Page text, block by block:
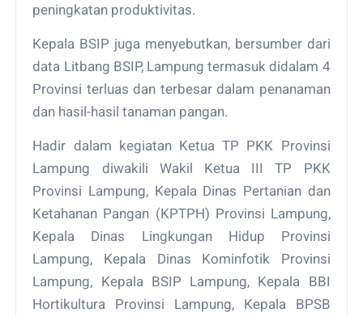
peningkatan produktivitas.
Kepala BSIP juga menyebutkan, bersumber dari
data Litbang BSIP, Lampung termasuk didalam 4
Provinsi terluas dan terbesar dalam penanaman
dan hasil-hasil tanaman pangan.
Hadir dalam kegiatan Ketua TP PKK Provinsi
Lampung diwakili Wakil Ketua III TP PKK
Provinsi Lampung, Kepala Dinas Pertanian dan
Ketahanan Pangan (KPTPH) Provinsi Lampung,
Kepala Dinas Lingkungan Hidup Provinsi
Lampung, Kepala Dinas Kominfotik Provinsi
Lampung, Kepala BSIP Lampung, Kepala BBI
Hortikultura Provinsi Lampung, Kepala BPSB